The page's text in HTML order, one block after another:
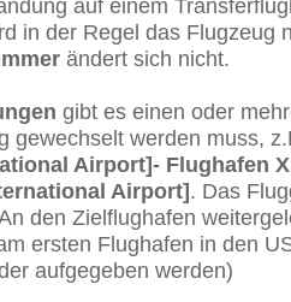
auf einem
in der Regel das Flugzeug
ändert sich nicht.
gibt es einen oder
gewechselt werden muss,
Airport]- Flughafen
Airport]. Das
den Zielflughafen
ersten Flughafen in den
aufgegeben werden)